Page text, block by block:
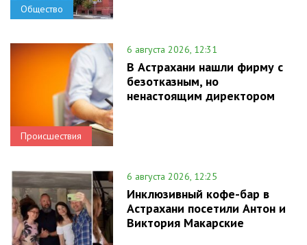
Общество
Происшествия
6 августа 2026, 12:31
В Астрахани нашли фирму с
безотказным, но
ненастоящим директором
6 августа 2026, 12:25
Инклюзивный кофе-бар в
Астрахани посетили Антон и
Виктория Макарские